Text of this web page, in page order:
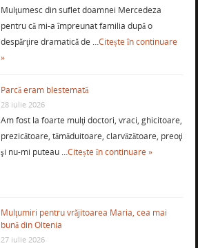
Mulţumesc din suflet doamnei Mercedeza
pentru că mi-a împreunat familia după o
despărţire dramatică de …Citește în continuare
»
Parcă eram blestemată
28 iulie 2026
Am fost la foarte mulţi doctori, vraci, ghicitoare,
prezicătoare, tămăduitoare, clarvăzătoare, preoţi
şi nu-mi puteau …Citește în continuare »
Mulţumiri pentru vrăjitoarea Maria, cea mai
bună din Oltenia
27 iulie 2026